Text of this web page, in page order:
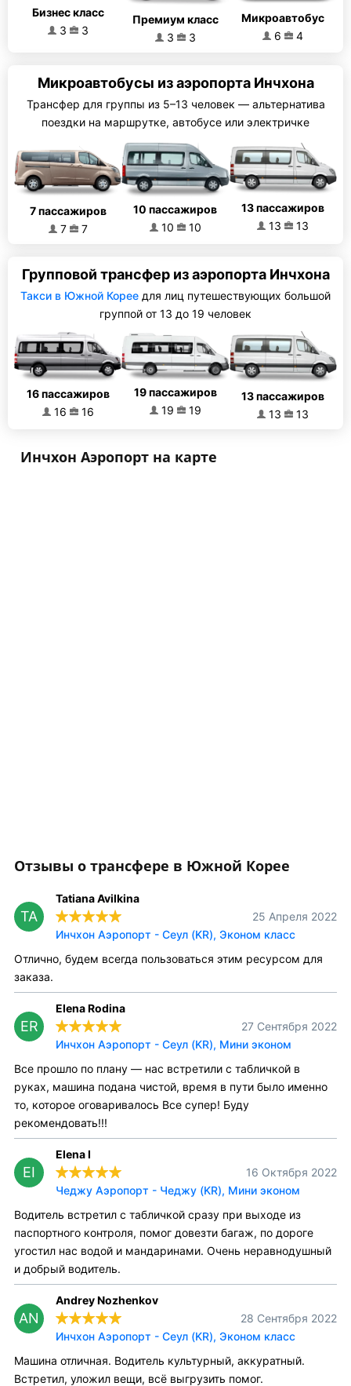
Бизнес класс
3
3
Премиум класс
3
3
Микроавтобус
6
4
Микроавтобусы из аэропорта Инчхона
Трансфер для группы из 5–13 человек — альтернатива
поездки на маршрутке, автобусе или электричке
7 пассажиров
7
7
10 пассажиров
10
10
13 пассажиров
13
13
Групповой трансфер из аэропорта Инчхона
Такси в Южной Корее для лиц путешествующих большой
группой от 13 до 19 человек
16 пассажиров
16
16
19 пассажиров
19
19
13 пассажиров
13
13
Инчхон Аэропорт на карте
Отзывы о трансфере в Южной Корее
TA
Tatiana Avilkina
25 Апреля 2022
Инчхон Аэропорт - Сеул (KR), Эконом класс
Отлично, будем всегда пользоваться этим ресурсом для
заказа.
ER
Elena Rodina
27 Сентября 2022
Инчхон Аэропорт - Сеул (KR), Мини эконом
Все прошло по плану — нас встретили с табличкой в
руках, машина подана чистой, время в пути было именно
то, которое оговаривалось Все супер! Буду
рекомендовать!!!
EI
Elena I
16 Октября 2022
Чеджу Аэропорт - Чеджу (KR), Мини эконом
Водитель встретил с табличкой сразу при выходе из
паспортного контроля, помог довезти багаж, по дороге
угостил нас водой и мандаринами. Очень неравнодушный
и добрый водитель.
AN
Andrey Nozhenkov
28 Сентября 2022
Инчхон Аэропорт - Сеул (KR), Эконом класс
Машина отличная. Водитель культурный, аккуратный.
Встретил, уложил вещи, всё выгрузить помог.